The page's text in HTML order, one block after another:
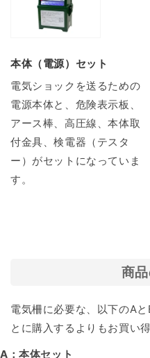
本体（電源）セット
電気ショックを送るための
電源本体と、危険表示板、
アース棒、高圧線、本体取
付金具、検電器（テスタ
ー）がセットになっていま
す。
商
電気柵に必要な、以下のA
とに購入するよりもお買い
A：本体セット